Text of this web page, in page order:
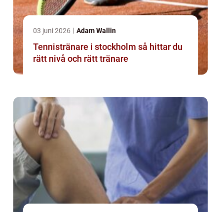
03 juni 2026 Adam Wallin
Tennistränare i stockholm så hittar du
rätt nivå och rätt tränare